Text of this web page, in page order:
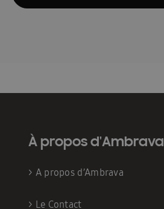
À propos d'Ambrava
> A propos d’Ambrava
> Le Contact